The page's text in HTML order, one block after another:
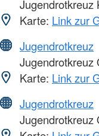
Jugendrotkreuz
Karte: Link zur
Jugendrotkreuz
Jugendrotkreuz
Karte: Link zur
Jugendrotkreuz
Jugendrotkreuz